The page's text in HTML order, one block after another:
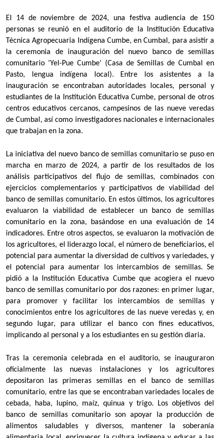
El 14 de noviembre de 2024, una festiva audiencia de 150
personas se reunió en el auditorio de la Institución Educativa
Técnica Agropecuaria Indígena Cumbe, en Cumbal, para asistir a
la ceremonia de inauguración del nuevo banco de semillas
comunitario 'Yel-Pue Cumbe' (Casa de Semillas de Cumbal en
Pasto, lengua indígena local). Entre los asistentes a la
inauguración se encontraban autoridades locales, personal y
estudiantes de la Institución Educativa Cumbe, personal de otros
centros educativos cercanos, campesinos de las nueve veredas
de Cumbal, así como investigadores nacionales e internacionales
que trabajan en la zona.
La iniciativa del nuevo banco de semillas comunitario se puso en
marcha en marzo de 2024, a partir de los resultados de los
análisis participativos del flujo de semillas, combinados con
ejercicios complementarios y participativos de viabilidad del
banco de semillas comunitario. En estos últimos, los agricultores
evaluaron la viabilidad de establecer un banco de semillas
comunitario en la zona, basándose en una evaluación de 14
indicadores. Entre otros aspectos, se evaluaron la motivación de
los agricultores, el liderazgo local, el número de beneficiarios, el
potencial para aumentar la diversidad de cultivos y variedades, y
el potencial para aumentar los intercambios de semillas. Se
pidió a la Institución Educativa Cumbe que acogiera el nuevo
banco de semillas comunitario por dos razones: en primer lugar,
para promover y facilitar los intercambios de semillas y
conocimientos entre los agricultores de las nueve veredas y, en
segundo lugar, para utilizar el banco con fines educativos,
implicando al personal y a los estudiantes en su gestión diaria.
Tras la ceremonia celebrada en el auditorio, se inauguraron
oficialmente las nuevas instalaciones y los agricultores
depositaron las primeras semillas en el banco de semillas
comunitario, entre las que se encontraban variedades locales de
cebada, haba, lupino, maíz, quinua y trigo. Los objetivos del
banco de semillas comunitario son apoyar la producción de
alimentos saludables y diversos, mantener la soberanía